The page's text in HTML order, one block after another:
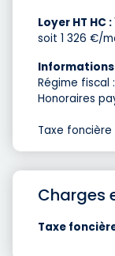
Loyer HT HC :
soit 1 326 €/
Régime fiscal :
Honoraires
Taxe foncière
Charges
Taxe